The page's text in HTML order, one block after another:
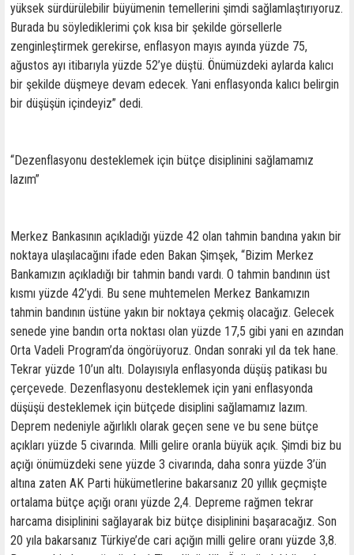
yüksek sürdürülebilir büyümenin temellerini şimdi sağlamlaştırıyoruz.
Burada bu söylediklerimi çok kısa bir şekilde görsellerle
zenginleştirmek gerekirse, enflasyon mayıs ayında yüzde 75,
ağustos ayı itibarıyla yüzde 52’ye düştü. Önümüzdeki aylarda kalıcı
bir şekilde düşmeye devam edecek. Yani enflasyonda kalıcı belirgin
bir düşüşün içindeyiz” dedi.
“Dezenflasyonu desteklemek için bütçe disiplinini sağlamamız
lazım”
Merkez Bankasının açıkladığı yüzde 42 olan tahmin bandına yakın bir
noktaya ulaşılacağını ifade eden Bakan Şimşek, “Bizim Merkez
Bankamızın açıkladığı bir tahmin bandı vardı. O tahmin bandının üst
kısmı yüzde 42’ydi. Bu sene muhtemelen Merkez Bankamızın
tahmin bandının üstüne yakın bir noktaya çekmiş olacağız. Gelecek
senede yine bandın orta noktası olan yüzde 17,5 gibi yani en azından
Orta Vadeli Program’da öngörüyoruz. Ondan sonraki yıl da tek hane.
Tekrar yüzde 10’un altı. Dolayısıyla enflasyonda düşüş patikası bu
çerçevede. Dezenflasyonu desteklemek için yani enflasyonda
düşüşü desteklemek için bütçede disiplini sağlamamız lazım.
Deprem nedeniyle ağırlıklı olarak geçen sene ve bu sene bütçe
açıkları yüzde 5 civarında. Milli gelire oranla büyük açık. Şimdi biz bu
açığı önümüzdeki sene yüzde 3 civarında, daha sonra yüzde 3’ün
altına zaten AK Parti hükümetlerine bakarsanız 20 yıllık geçmişte
ortalama bütçe açığı oranı yüzde 2,4. Depreme rağmen tekrar
harcama disiplinini sağlayarak biz bütçe disiplinini başaracağız. Son
20 yıla bakarsanız Türkiye’de cari açığın milli gelire oranı yüzde 3,8.